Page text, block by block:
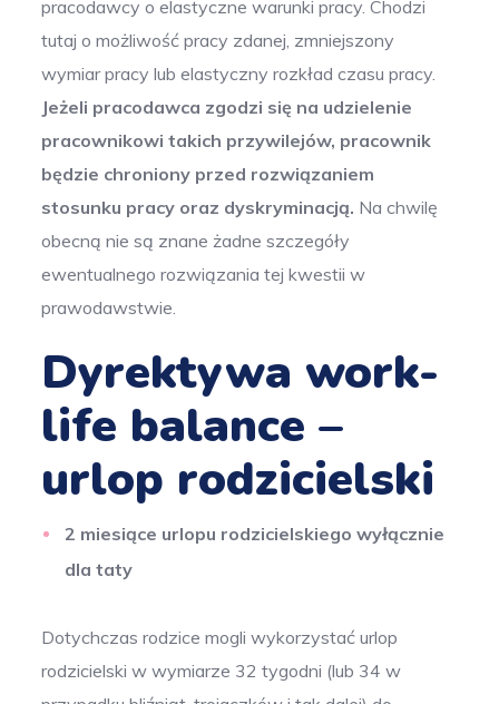
pracodawcy o elastyczne warunki pracy. Chodzi
tutaj o możliwość pracy zdanej, zmniejszony
wymiar pracy lub elastyczny rozkład czasu pracy.
Jeżeli pracodawca zgodzi się na udzielenie
pracownikowi takich przywilejów, pracownik
będzie chroniony przed rozwiązaniem
stosunku pracy oraz dyskryminacją. Na chwilę
obecną nie są znane żadne szczegóły
ewentualnego rozwiązania tej kwestii w
prawodawstwie.
Dyrektywa work-
life balance –
urlop rodzicielski
2 miesiące urlopu rodzicielskiego wyłącznie
dla taty
Dotychczas rodzice mogli wykorzystać urlop
rodzicielski w wymiarze 32 tygodni (lub 34 w